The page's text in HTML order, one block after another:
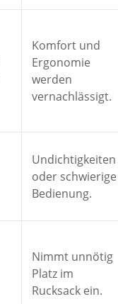
Komfort und
Ergonomie
werden
vernachlässigt.
Undichtigkeiten
oder schwierige
Bedienung.
Nimmt unnötig
Platz im
Rucksack ein.